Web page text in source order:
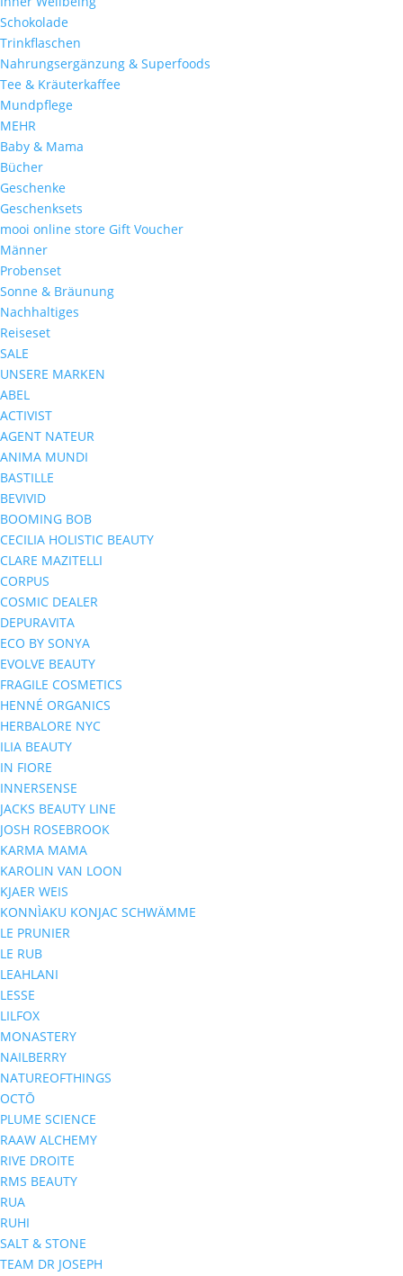
Schokolade
Trinkflaschen
Nahrungsergänzung & Superfoods
Tee & Kräuterkaffee
Mundpflege
MEHR
Baby & Mama
Bücher
Geschenke
Geschenksets
mooi online store Gift Voucher
Männer
Probenset
Sonne & Bräunung
Nachhaltiges
Reiseset
SALE
UNSERE MARKEN
ABEL
ACTIVIST
AGENT NATEUR
ANIMA MUNDI
BASTILLE
BEVIVID
BOOMING BOB
CECILIA HOLISTIC BEAUTY
CLARE MAZITELLI
CORPUS
COSMIC DEALER
DEPURAVITA
ECO BY SONYA
EVOLVE BEAUTY
FRAGILE COSMETICS
HENNÉ ORGANICS
HERBALORE NYC
ILIA BEAUTY
IN FIORE
INNERSENSE
JACKS BEAUTY LINE
JOSH ROSEBROOK
KARMA MAMA
KAROLIN VAN LOON
KJAER WEIS
KONNÌAKU KONJAC SCHWÄMME
LE PRUNIER
LE RUB
LEAHLANI
LESSE
LILFOX
MONASTERY
NAILBERRY
NATUREOFTHINGS
OCTŌ
PLUME SCIENCE
RAAW ALCHEMY
RIVE DROITE
RMS BEAUTY
RUA
RUHI
SALT & STONE
TEAM DR JOSEPH